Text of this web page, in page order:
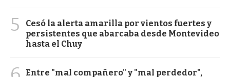
5
Cesó la alerta amarilla por vientos fuertes y
persistentes que abarcaba desde Montevideo
hasta el Chuy
Entre "mal compañero" y "mal perdedor",